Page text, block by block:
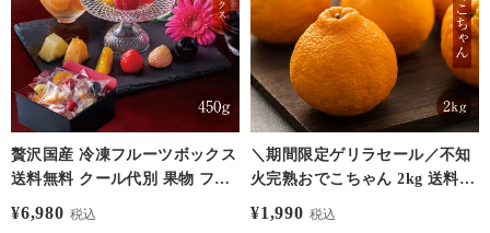
贅沢国産 冷凍フルーツボックス
送料無料 クール代別 果物 フル
ーツ 農家直送 産地直送 おおし
¥6,980 税込
＼期間限定ゲリラセール／不知
火完熟おでこちゃん 2kg 送料別
同住所2箱以上で送料無料（ご
¥1,990 税込